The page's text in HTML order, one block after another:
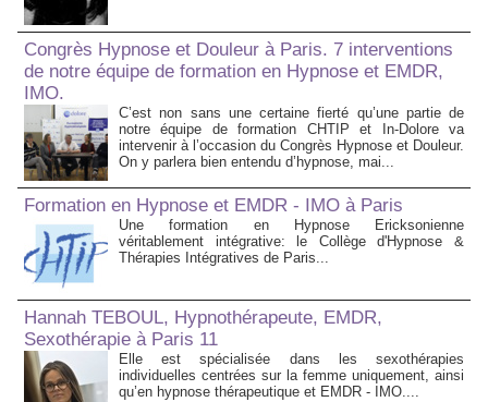
Congrès Hypnose et Douleur à Paris. 7 interventions
de notre équipe de formation en Hypnose et EMDR,
IMO.
C’est non sans une certaine fierté qu’une partie de
notre équipe de formation CHTIP et In-Dolore va
intervenir à l’occasion du Congrès Hypnose et Douleur.
On y parlera bien entendu d’hypnose, mai...
Formation en Hypnose et EMDR - IMO à Paris
Une formation en Hypnose Ericksonienne
véritablement intégrative: le Collège d'Hypnose &
Thérapies Intégratives de Paris...
Hannah TEBOUL, Hypnothérapeute, EMDR,
Sexothérapie à Paris 11
Elle est spécialisée dans les sexothérapies
individuelles centrées sur la femme uniquement, ainsi
qu’en hypnose thérapeutique et EMDR - IMO....